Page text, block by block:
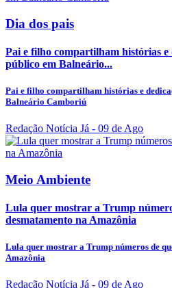
Dia dos pais
Pai e filho compartilham histórias e
público em Balneário...
Pai e filho compartilham histórias e
Balneário Camboriú
Redação Notícia Já - 09 de Ago
Meio Ambiente
Lula quer mostrar a Trump
desmatamento na Amazônia
Lula quer mostrar a Trump números de
Amazônia
Redação Notícia Já - 09 de Ago